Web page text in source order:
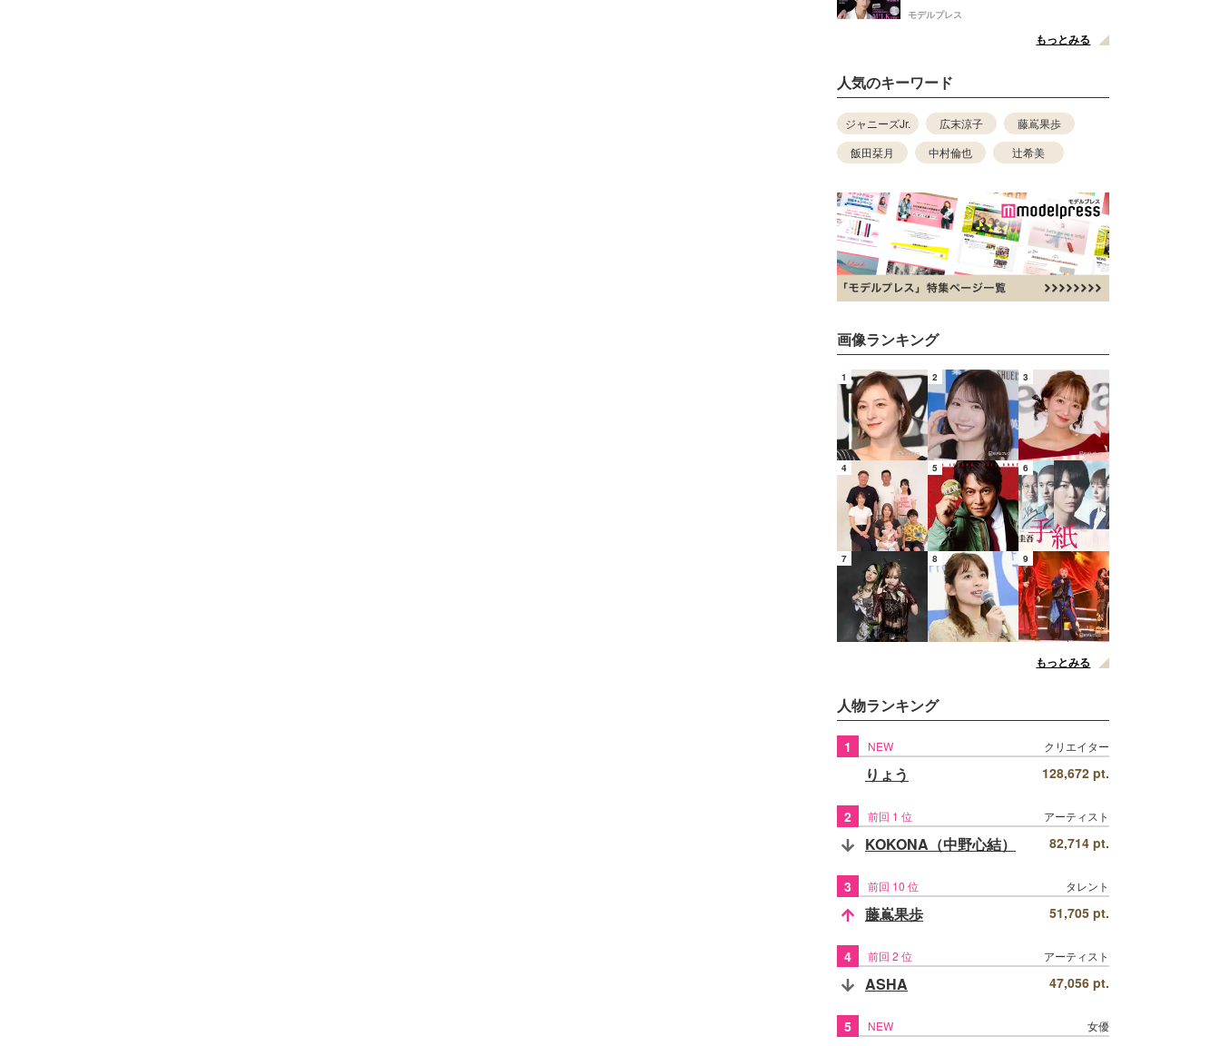
モデルプレス
もっとみる
人気のキーワード
ジャニーズJr. 広末涼子
藤嶌果歩
飯田栞月
中村倫也 辻希美
画像ランキング
1 2 3
4 5 6
7 8 9
もっとみる
人物ランキング
1 NEW クリエイター
りょう 128,672 pt.
2 前回 1 位 アーティスト
KOKONA（中野心結） 82,714 pt.
3 前回 10 位 タレント
藤嶌果歩 51,705 pt.
4 前回 2 位 アーティスト
ASHA 47,056 pt.
5 NEW 女優